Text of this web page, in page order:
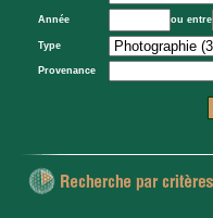
Année ou entre
Type
Provenance